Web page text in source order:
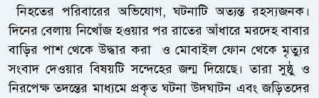
নিহতের পরিবারের অভিযোগ, ঘটনাটি অত্যন্ত রহস্যজনক।
দিনের বেলায় নিখোঁজ হওয়ার পর রাতের আঁধারে মরদেহ বাবার
বাড়ির পাশ থেকে উদ্ধার করা ও মোবাইল ফোন থেকে মৃত্যুর
সংবাদ দেওয়ার বিষয়টি সন্দেহের জন্ম দিয়েছে। তারা সুষ্ঠু ও
নিরপেক্ষ তদন্তের মাধ্যমে প্রকৃত ঘটনা উদঘাটন এবং জড়িতদের